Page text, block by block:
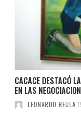
CACACE DESTACÓ
EN LAS
LEONARDO REULA